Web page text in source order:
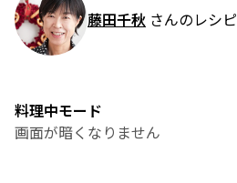
藤田千秋 さんのレシピ
料理中モード
画面が暗くなりません